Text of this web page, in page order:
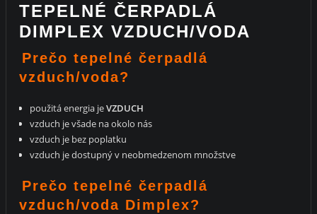
TEPELNÉ ČERPADLÁ
DIMPLEX VZDUCH/VODA
Prečo tepelné čerpadlá
vzduch/voda?
použitá energia jeVZDUCH
vzduch je všade na okolo nás
vzduch je bez poplatku
vzduch je dostupný v neobmedzenom množstve
Prečo tepelné čerpadlá
vzduch/voda Dimplex?